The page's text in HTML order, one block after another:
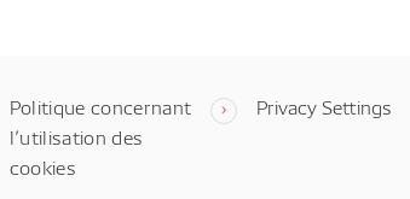
Politique concernant
l’utilisation des
cookies
Privacy Settings